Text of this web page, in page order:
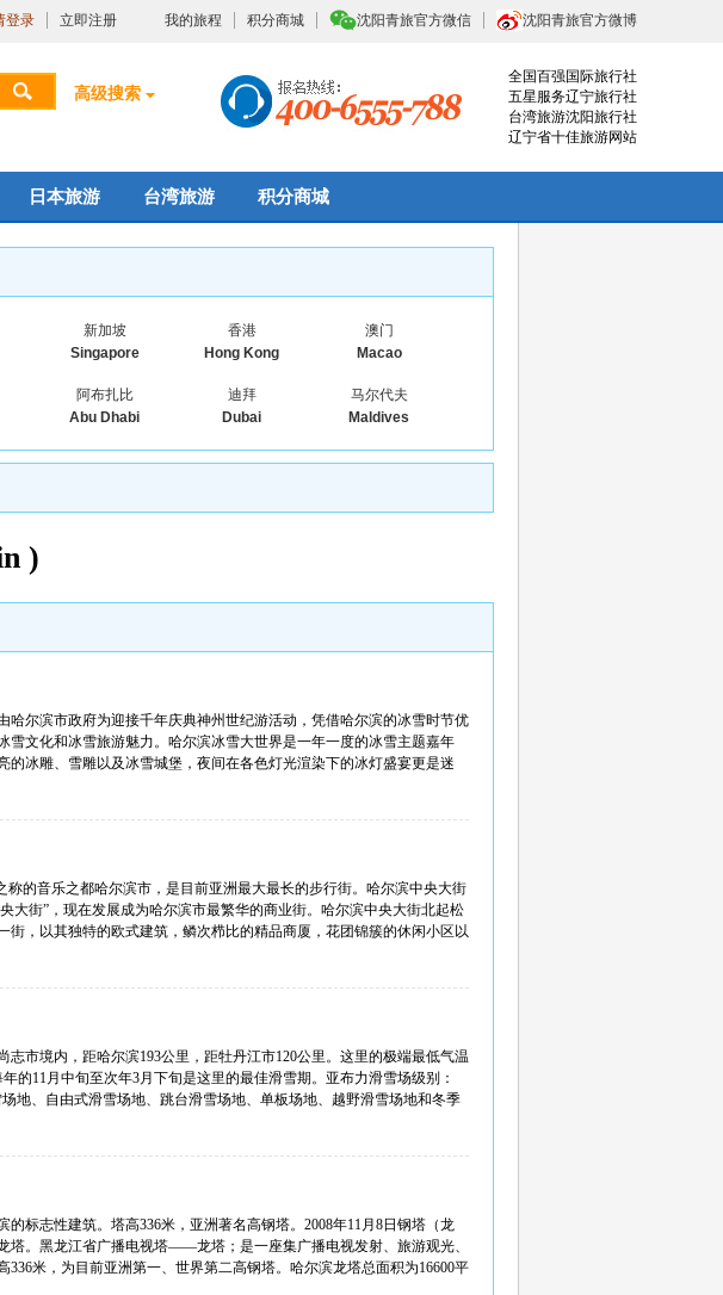
我的旅程 积分商城 沈阳青旅官方微信 沈阳青旅官方微博
登录 立即注册
高级搜索
全国百强国际旅行社
五星服务辽宁旅行社
台湾旅游沈阳旅行社
辽宁省十佳旅游网站
日本旅游 台湾旅游 积分商城
新加坡
Singapore
香港
Hong Kong
澳门
Macao
阿布扎比
Abu Dhabi
迪拜
Dubai
马尔代夫
Maldives
)
哈尔滨市政府为迎接千年庆典神州世纪游活动，凭借哈尔滨的冰雪时节优
文化和冰雪旅游魅力。哈尔滨冰雪大世界是一年一度的冰雪主题嘉年
冰雕、雪雕以及冰雪城堡，夜间在各色灯光渲染下的冰灯盛宴更是迷
的音乐之都哈尔滨市，是目前亚洲最大最长的步行街。哈尔滨中央大街
大街”，现在发展成为哈尔滨市最繁华的商业街。哈尔滨中央大街北起松
，以其独特的欧式建筑，鳞次栉比的精品商厦，花团锦簇的休闲小区以
市境内，距哈尔滨193公里，距牡丹江市120公里。这里的极端最低气温
的11月中旬至次年3月下旬是这里的最佳滑雪期。亚布力滑雪场级别：
地、自由式滑雪场地、跳台滑雪场地、单板场地、越野滑雪场地和冬季
标志性建筑。塔高336米，亚洲著名高钢塔。2008年11月8日钢塔（龙
塔。黑龙江省广播电视塔――龙塔；是一座集广播电视发射、旅游观光、
米，为目前亚洲第一、世界第二高钢塔。哈尔滨龙塔总面积为16600平